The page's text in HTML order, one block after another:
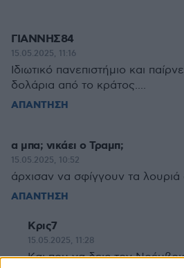
ΓΙΑΝΝΗΣ84
15.05.2025, 11:16
Ιδιωτικό πανεπιστήμιο και
δολάρια από το κράτος....
ΑΠΑΝΤΗΣΗ
α μπα; νικάει ο Τραμπ;
15.05.2025, 10:52
άρχισαν να σφίγγουν τα λουριά
ΑΠΑΝΤΗΣΗ
Κρις7
15.05.2025, 11:28
Και που να δεις τον